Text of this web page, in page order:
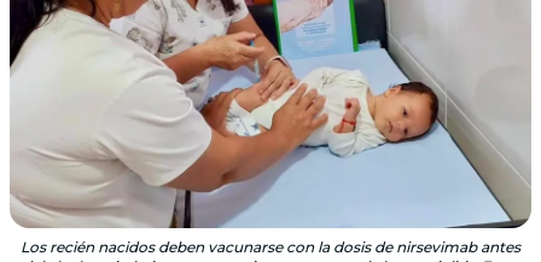
Los recién nacidos deben vacunarse con la dosis de nirsevimab antes